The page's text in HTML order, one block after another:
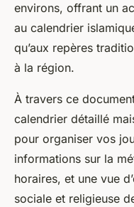
environs, offrant un
au calendrier
qu’aux repères
à la région.
À travers ce
calendrier détaillé
pour organiser vos
informations sur la
horaires, et une vue
sociale et religieuse